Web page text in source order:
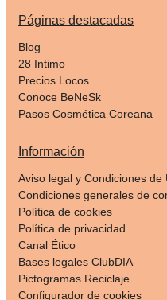
Páginas destacadas
Blog
28 Intimo
Precios Locos
Conoce BeNeSk
Pasos Cosmética Coreana
Información
Aviso legal y Condiciones de
Condiciones generales de
Política de cookies
Política de privacidad
Canal Ético
Bases legales ClubDIA
Pictogramas Reciclaje
Configurador de cookies